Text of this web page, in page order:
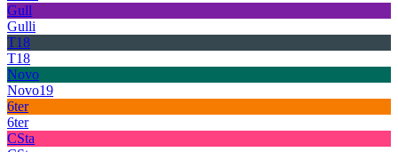
Gull
Gulli
T18
T18
Novo
Novo19
6ter
6ter
CSta